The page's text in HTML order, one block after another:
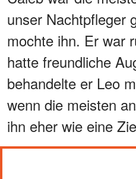
unser Nachtpfleger
mochte ihn. Er war
hatte freundliche
behandelte er Leo
wenn die meisten
ihn eher wie eine